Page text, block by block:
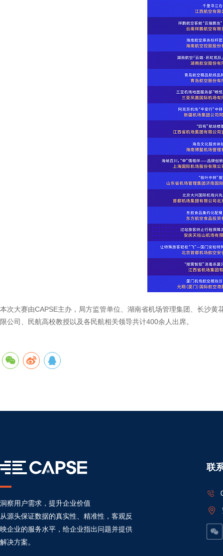
本次大赛由CAPSE主办，局方监管单位、湖南省机场管理集团、长沙
限公司、民航高校教授以及各民航相关领导共计400余人出席。
洞察用户需求，提升企业价值
从源头保证数据的真实性、精准性，客观反
映企业的服务水平，给企业指出问题并提供
解决方案。
联